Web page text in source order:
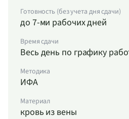
Готовность (без учета дня сдачи)
до 7-ми рабочих дней
Время сдачи
Весь день по графику
Методика
ИФА
Материал
кровь из вены